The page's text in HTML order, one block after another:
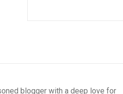
blogger with a deep love for